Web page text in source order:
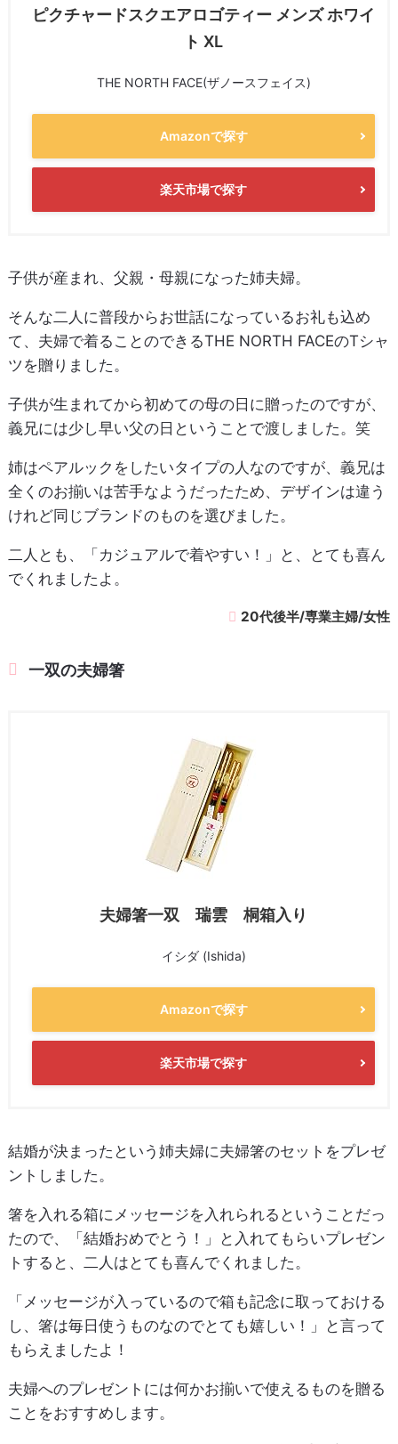
ピクチャードスクエアロゴティー メンズ ホワイ
ト XL
THE NORTH FACE(ザノースフェイス)
Amazonで探す
楽天市場で探す
子供が産まれ、父親・母親になった姉夫婦。
そんな二人に普段からお世話になっているお礼も込め
て、夫婦で着ることのできるTHE NORTH FACEのTシャ
ツを贈りました。
子供が生まれてから初めての母の日に贈ったのですが、
義兄には少し早い父の日ということで渡しました。笑
姉はペアルックをしたいタイプの人なのですが、義兄は
全くのお揃いは苦手なようだったため、デザインは違う
けれど同じブランドのものを選びました。
二人とも、「カジュアルで着やすい！」と、とても喜ん
でくれましたよ。
20代後半/専業主婦/女性
一双の夫婦箸
夫婦箸一双 瑞雲 桐箱入り
イシダ (Ishida)
Amazonで探す
楽天市場で探す
結婚が決まったという姉夫婦に夫婦箸のセットをプレゼ
ントしました。
箸を入れる箱にメッセージを入れられるということだっ
たので、「結婚おめでとう！」と入れてもらいプレゼン
トすると、二人はとても喜んでくれました。
「メッセージが入っているので箱も記念に取っておける
し、箸は毎日使うものなのでとても嬉しい！」と言って
もらえましたよ！
夫婦へのプレゼントには何かお揃いで使えるものを贈る
ことをおすすめします。